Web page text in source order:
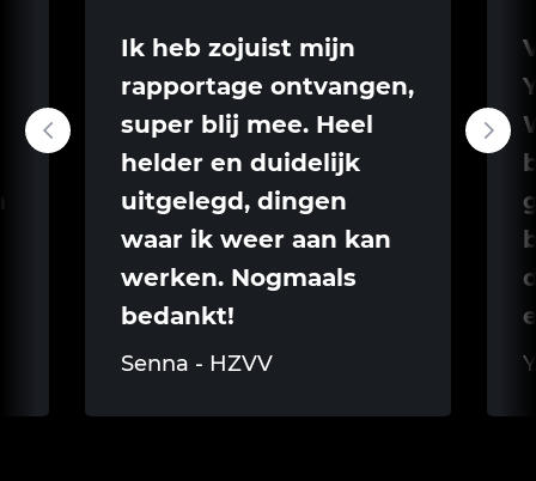
Ik heb zojuist mijn
rapportage ontvangen,
super blij mee. Heel
helder en duidelijk
uitgelegd, dingen
waar ik weer aan kan
werken. Nogmaals
bedankt!
Senna - HZVV